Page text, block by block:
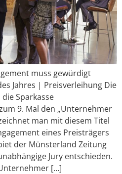
muss gewürdigt
Jahres | Preisverleihung Die
Sparkasse
9. Mal den „Unternehmer
man mit diesem Titel
eines Preisträgers
der Münsterland Zeitung
Jury entschieden.
[…]